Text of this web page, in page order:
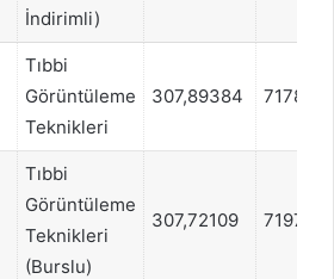
İndirimli)
Tıbbi
Görüntüleme
Teknikleri
307,89384 717871
Tıbbi
Görüntüleme
Teknikleri
(Burslu)
307,72109 719798